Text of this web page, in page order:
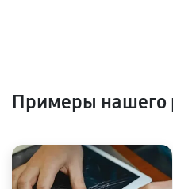
Примеры нашего